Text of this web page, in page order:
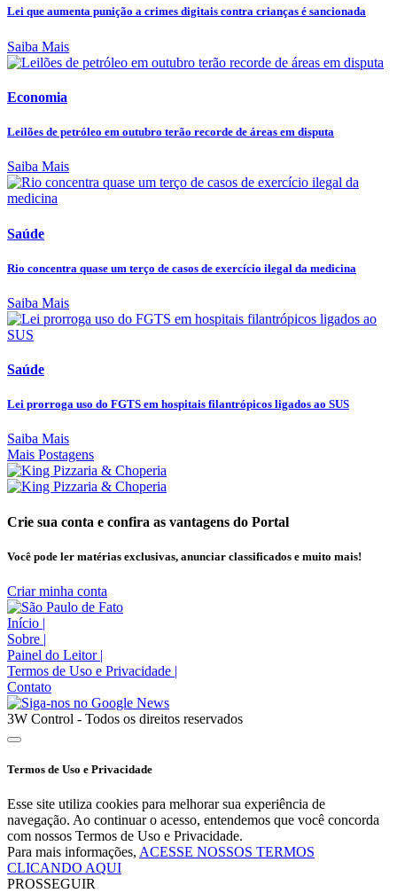
Lei que aumenta punição a crimes digitais contra crianças é sancionada
Saiba Mais
Economia
Leilões de petróleo em outubro terão recorde de áreas em disputa
Saiba Mais
Saúde
Rio concentra quase um terço de casos de exercício ilegal da medicina
Saiba Mais
Saúde
Lei prorroga uso do FGTS em hospitais filantrópicos ligados ao SUS
Saiba Mais
Mais Postagens
Crie sua conta e confira as vantagens do Portal
Você pode ler matérias exclusivas, anunciar classificados e muito mais!
Criar minha conta
Início |
Sobre |
Painel do Leitor |
Termos de Uso e Privacidade |
Contato
3W Control - Todos os direitos reservados
Termos de Uso e Privacidade
Esse site utiliza cookies para melhorar sua experiência de
navegação. Ao continuar o acesso, entendemos que você concorda
com nossos Termos de Uso e Privacidade.
Para mais informações, ACESSE NOSSOS TERMOS
CLICANDO AQUI
PROSSEGUIR